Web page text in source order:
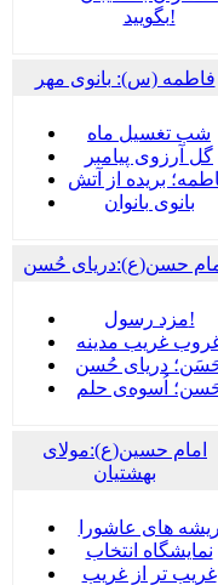
بگویید!
فاطمه (س): بانوی مهر
شب تغسیل ماه
گل آرزوی پیامبر
بریده از آتش
بانوی بانوان
حسن(ع):دریای حُسن
مزد رسول!
غریب مدینه
دریای حُسن
اُسوه‌ی حلم
امام حسین(ع):مولای
بهشتیان
ریشه های عاشورا
نمایشگاه انتخاب
غریب تر از غریب